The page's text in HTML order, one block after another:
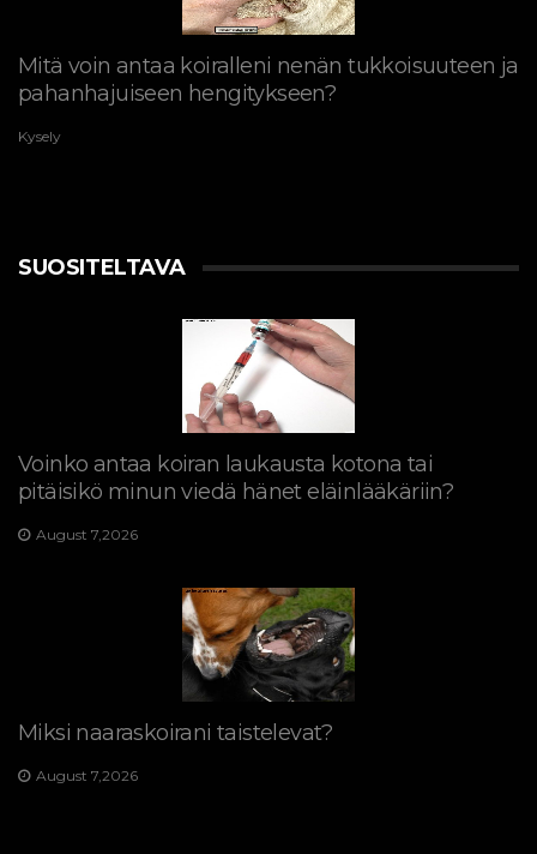
Mitä voin antaa koiralleni nenän tukkoisuuteen ja
pahanhajuiseen hengitykseen?
Kysely
SUOSITELTAVA
Voinko antaa koiran laukausta kotona tai
pitäisikö minun viedä hänet eläinlääkäriin?
August 7,2026
Miksi naaraskoirani taistelevat?
August 7,2026